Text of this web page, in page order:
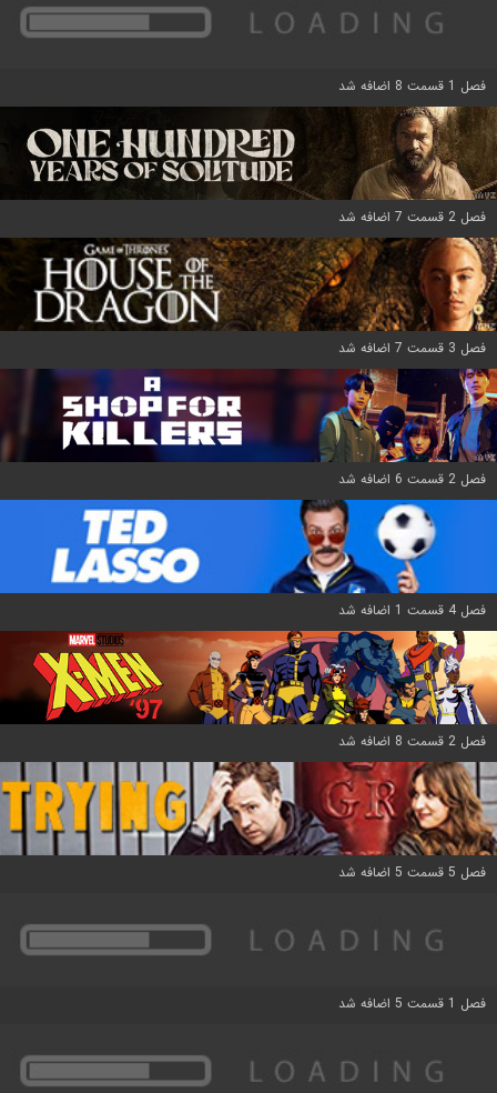
فصل 1 قسمت 8 اضافه شد
فصل 2 قسمت 7 اضافه شد
فصل 3 قسمت 7 اضافه شد
فصل 2 قسمت 6 اضافه شد
فصل 4 قسمت 1 اضافه شد
فصل 2 قسمت 8 اضافه شد
فصل 5 قسمت 5 اضافه شد
فصل 1 قسمت 5 اضافه شد